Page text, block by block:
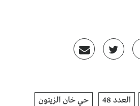
العدد 48
حي خان الزيتون